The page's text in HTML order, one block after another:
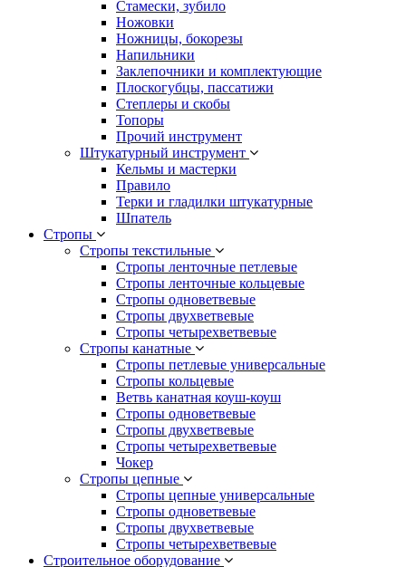
Стамески, зубило
Ножовки
Ножницы, бокорезы
Напильники
Заклепочники и комплектующие
Плоскогубцы, пассатижи
Степлеры и скобы
Топоры
Прочий инструмент
Штукатурный инструмент
Кельмы и мастерки
Правило
Терки и гладилки штукатурные
Шпатель
Стропы
Стропы текстильные
Стропы ленточные петлевые
Стропы ленточные кольцевые
Стропы одноветвевые
Стропы двухветвевые
Стропы четырехветвевые
Стропы канатные
Стропы петлевые универсальные
Стропы кольцевые
Ветвь канатная коуш-коуш
Стропы одноветвевые
Стропы двухветвевые
Стропы четырехветвевые
Чокер
Стропы цепные
Стропы цепные универсальные
Стропы одноветвевые
Стропы двухветвевые
Стропы четырехветвевые
Строительное оборудование